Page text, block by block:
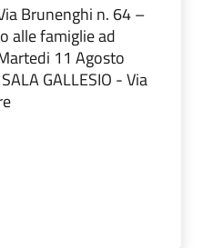
Brunenghi n. 64 –
alle famiglie ad
11 Agosto
GALLESIO - Via